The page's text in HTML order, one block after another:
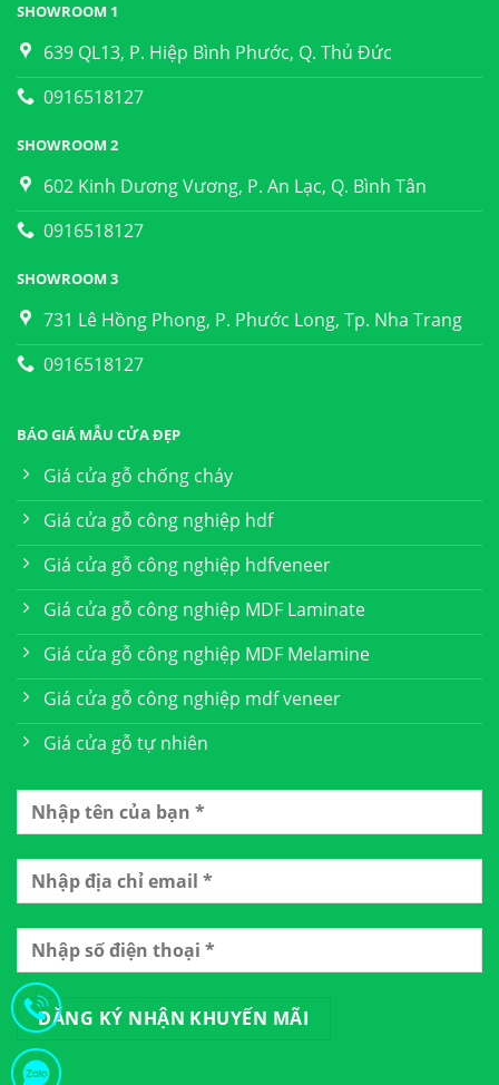
SHOWROOM 1
639 QL13, P. Hiệp Bình Phước, Q. Thủ Đức
0916518127
SHOWROOM 2
602 Kinh Dương Vương, P. An Lạc, Q. Bình Tân
0916518127
SHOWROOM 3
731 Lê Hồng Phong, P. Phước Long, Tp. Nha Trang
0916518127
BÁO GIÁ MẪU CỬA ĐẸP
Giá cửa gỗ chống cháy
Giá cửa gỗ công nghiệp hdf
Giá cửa gỗ công nghiệp hdfveneer
Giá cửa gỗ công nghiệp MDF Laminate
Giá cửa gỗ công nghiệp MDF Melamine
Giá cửa gỗ công nghiệp mdf veneer
Giá cửa gỗ tự nhiên